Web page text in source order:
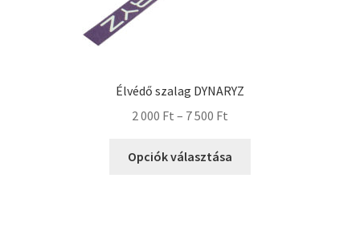
Élvédő szalag DYNARYZ
2 000 Ft – 7 500 Ft
Opciók választása